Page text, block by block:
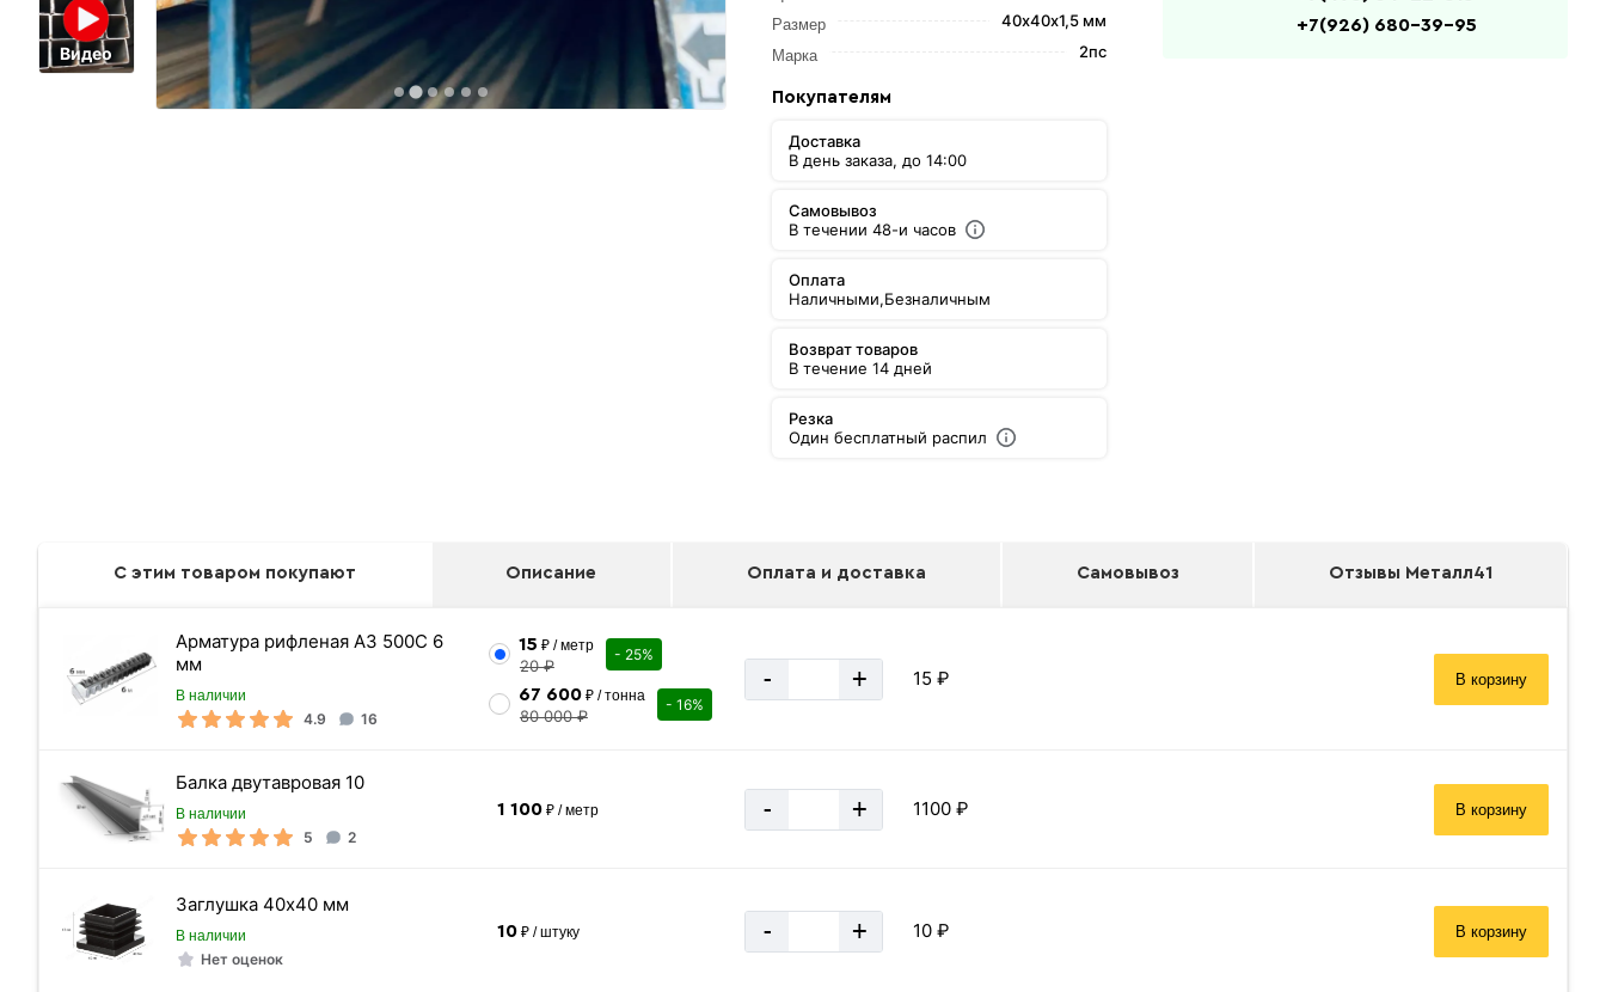
Видео
Размер 40х40х1,5 мм
Марка 2пс
Покупателям
Доставка
В день заказа, до 14:00
Самовывоз
В течении 48-и часов
Оплата
Наличными,Безналичным
Возврат товаров
В течение 14 дней
Резка
Один бесплатный распил
+7(926) 680-39-95
С этим товаром покупают Описание Оплата и доставка Самовывоз Отзывы Металл41
Арматура рифленая А3 500С 6
мм
В наличии
4.9 16
15 ₽ / метр
20 ₽
- 25%
67 600₽ / тонна
80 000 ₽
- 16%
- + 15 ₽ В корзину
Балка двутавровая 10
В наличии
5 2
1 100₽ / метр - + 1100 ₽ В корзину
Заглушка 40х40 мм
В наличии
Нет оценок
10₽ / штуку - + 10 ₽ В корзину
Квадратная труба